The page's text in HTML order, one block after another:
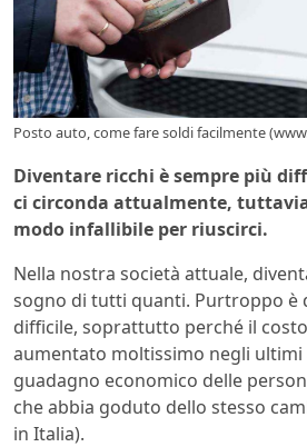
Posto auto, come fare soldi facilmente
Diventare ricchi è sempre più
ci circonda attualmente,
modo infallibile per riuscirci.
Nella nostra società attuale,
sogno di tutti quanti. Purtroppo è
difficile, soprattutto perché il
aumentato moltissimo negli ultimi
guadagno economico delle
che abbia goduto dello stesso
in Italia).